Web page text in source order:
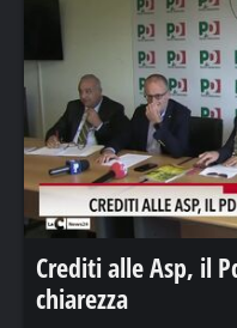
Crediti alle Asp, il
chiarezza